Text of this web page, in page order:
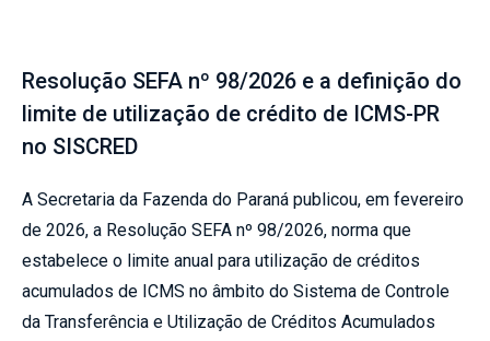
Resolução SEFA nº 98/2026 e a definição do
limite de utilização de crédito de ICMS-PR
no SISCRED
A Secretaria da Fazenda do Paraná publicou, em fevereiro
de 2026, a Resolução SEFA nº 98/2026, norma que
estabelece o limite anual para utilização de créditos
acumulados de ICMS no âmbito do Sistema de Controle
da Transferência e Utilização de Créditos Acumulados